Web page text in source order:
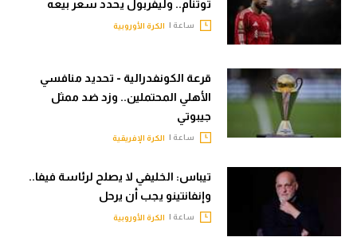
توتنام.. وليفربول يحدد سعر بيعه
ساعة | الكرة الأوروبية
قرعة الكونفدرالية - تحديد منافسي
الأهلي المحتملين.. وزد ضد ممثل
جيبوتي
ساعة | الكرة الإفريقية
تيباس: الخليفي لا يصلح لرئاسة فيفا..
وإنفانتينو يجب أن يرحل
ساعة | الكرة الأوروبية